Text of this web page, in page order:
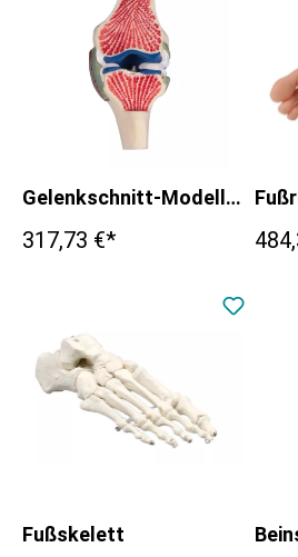
Gelenkschnitt-Modell des Knies
317,73 €*
Fußskelett